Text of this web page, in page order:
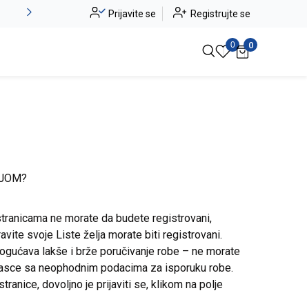
Alma Ras do -50% Pogledaj više
Prijavite se Registrujte se
0 0
ne morate da budete registrovani,
svoje Liste želja morate biti registrovani.
lakše i brže poručivanje robe – ne morate
sa neophodnim podacima za isporuku robe.
dovoljno je prijaviti se, klikom na polje